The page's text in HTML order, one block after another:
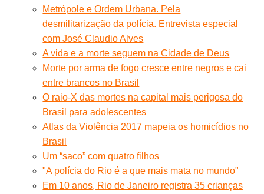
Metrópole e Ordem Urbana. Pela
desmilitarização da polícia. Entrevista especial
com José Claudio Alves
A vida e a morte seguem na Cidade de Deus
Morte por arma de fogo cresce entre negros e cai
entre brancos no Brasil
O raio-X das mortes na capital mais perigosa do
Brasil para adolescentes
Atlas da Violência 2017 mapeia os homicídios no
Brasil
Um “saco” com quatro filhos
"A polícia do Rio é a que mais mata no mundo"
Em 10 anos, Rio de Janeiro registra 35 crianças